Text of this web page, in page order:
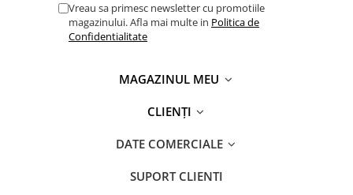
Vreau sa primesc newsletter cu promotiile
magazinului. Afla mai multe in Politica de
Confidentialitate
MAGAZINUL MEU
CLIENȚI
DATE COMERCIALE
SUPORT CLIENTI